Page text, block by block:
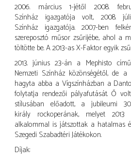
2006. március 1-jétől 2008.
Színház igazgatója volt, 2008.
Színház igazgatója. 2007-ben
szereposztó műsor zsűrijébe, ahol a
töltötte be. A 2013-as X-Faktor egyik
2013. június 23-án a Mephisto
Nemzeti Színház közönségétől, de
hagyta abba a Vígszínházban a
folytatja rendezői pályafutását. Ő
stílusában előadott, a jubileumi
király rockoperának, melyet 2013
alkalommal is játszottak a hatalmas
Szegedi Szabadtéri Játékokon.
Díjak: